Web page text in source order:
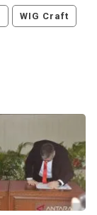
WIG Craft